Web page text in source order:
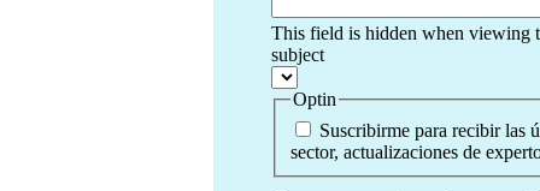
This field is hidden when viewing
subject
Optin
Suscribirme para recibir las
sector, actualizaciones de